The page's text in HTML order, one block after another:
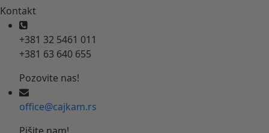
Kontakt
+381 32 5461 011
+381 63 640 655
Pozovite nas!
office@cajkam.rs